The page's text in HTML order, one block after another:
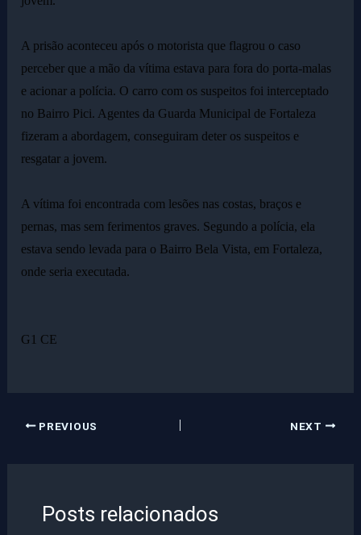
A prisão aconteceu após o motorista que flagrou o caso
perceber que a mão da vítima estava para fora do porta-malas
e acionar a polícia. O carro com os suspeitos foi interceptado
no Bairro Pici. Agentes da Guarda Municipal de Fortaleza
fizeram a abordagem, conseguiram deter os suspeitos e
resgatar a jovem.
A vítima foi encontrada com lesões nas costas, braços e
pernas, mas sem ferimentos graves. Segundo a polícia, ela
estava sendo levada para o Bairro Bela Vista, em Fortaleza,
onde seria executada.
G1 CE
PREVIOUS NEXT
Posts relacionados